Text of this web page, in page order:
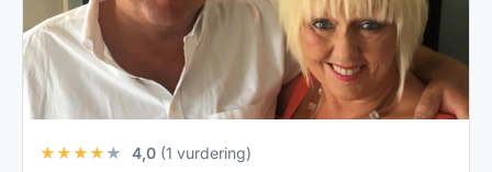
★★★★ ★ 4,0 (1 vurdering)